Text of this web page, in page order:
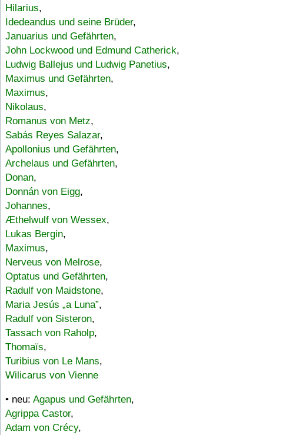
Hilarius,
Idedeandus und seine Brüder,
Januarius und Gefährten,
John Lockwood und Edmund Catherick,
Ludwig Ballejus und Ludwig Panetius,
Maximus und Gefährten,
Maximus,
Nikolaus,
Romanus von Metz,
Sabás Reyes Salazar,
Apollonius und Gefährten,
Archelaus und Gefährten,
Donan,
Donnán von Eigg,
Johannes,
Æthelwulf von Wessex,
Lukas Bergin,
Maximus,
Nerveus von Melrose,
Optatus und Gefährten,
Radulf von Maidstone,
Maria Jesús „a Luna”,
Radulf von Sisteron,
Tassach von Raholp,
Thomaïs,
Turibius von Le Mans,
Wilicarus von Vienne
• neu: Agapus und Gefährten,
Agrippa Castor,
Adam von Crécy,